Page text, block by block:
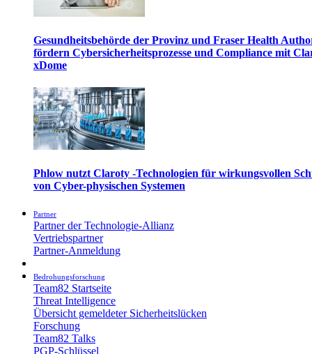
Gesundheitsbehörde der Provinz und Fraser Health
fördern Cybersicherheitsprozesse und Compliance mit
xDome
Phlow nutzt Claroty -Technologien für wirkungsvollen
von Cyber-physischen Systemen
Partner
Partner der Technologie-Allianz
Vertriebspartner
Partner-Anmeldung
Bedrohungsforschung
Team82 Startseite
Threat Intelligence
Übersicht gemeldeter Sicherheitslücken
Forschung
Team82 Talks
PGP-Schlüssel